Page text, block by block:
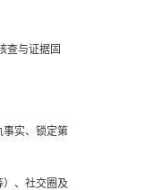
查与证据固
实、锁定第
、社交圈及